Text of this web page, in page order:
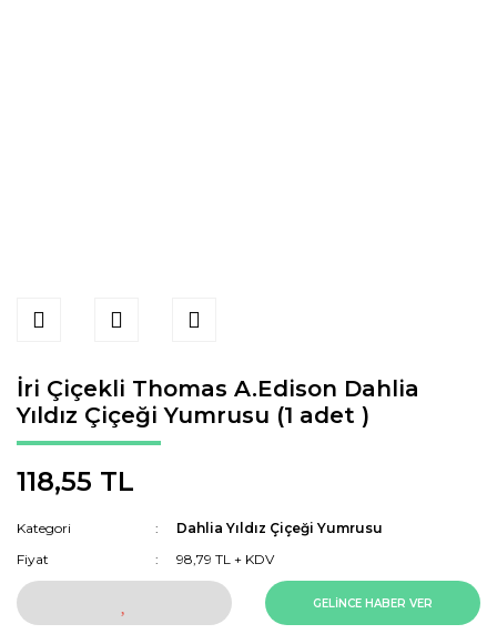
İri Çiçekli Thomas A.Edison Dahlia
Yıldız Çiçeği Yumrusu (1 adet )
118,55 TL
Kategori
Dahlia Yıldız Çiçeği Yumrusu
Fiyat
98,79 TL + KDV
GELİNCE HABER VER